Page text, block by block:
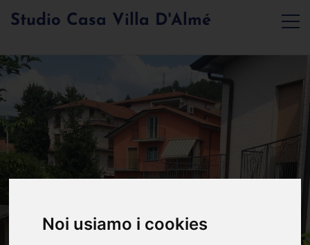
Noi usiamo i cookies
Studio Casa Villa D'Almé